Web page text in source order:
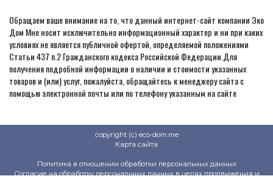
Обращаем ваше внимание на то, что данный интернет-сайт компании Эко
Дом Мне носит исключительно информационный характер и ни при каких
условиях не является публичной офертой, определяемой положениями
Статьи 437 п.2 Гражданского кодекса Российской Федерации.Для
получения подробной информации о наличии и стоимости указанных
товаров и (или) услуг, пожалуйста, обращайтесь к менеджеру сайта с
помощью электронной почты или по телефону указанным на сайте
copyright (c) eco-dom.me
Карта сайта
Политика в отношении обработки персональных данных
Согласие на обработку персональных данных в целях продвижения и